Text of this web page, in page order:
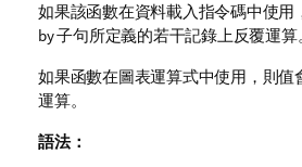
如果該函數在資料載入指令碼中使用
by 子句所定義的若干記錄上反覆運算。
如果函數在圖表運算式中使用，則值
運算。
語法：